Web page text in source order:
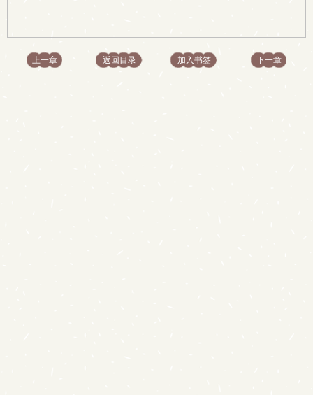
上一章 返回目录 加入书签 下一章